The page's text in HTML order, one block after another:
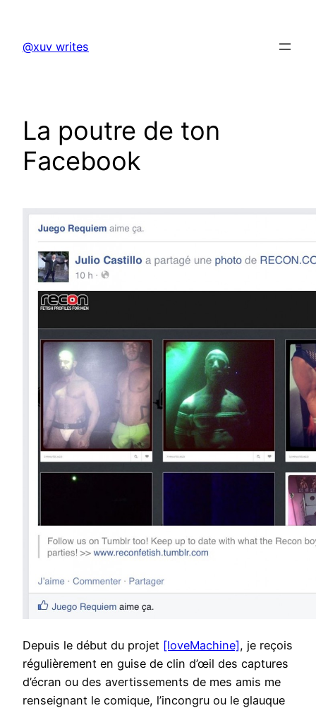
content
@xuv writes
La poutre de ton
Facebook
Depuis le début du projet [loveMachine], je reçois
régulièrement en guise de clin d’œil des captures
d’écran ou des avertissements de mes amis me
renseignant le comique, l’incongru ou le glauque